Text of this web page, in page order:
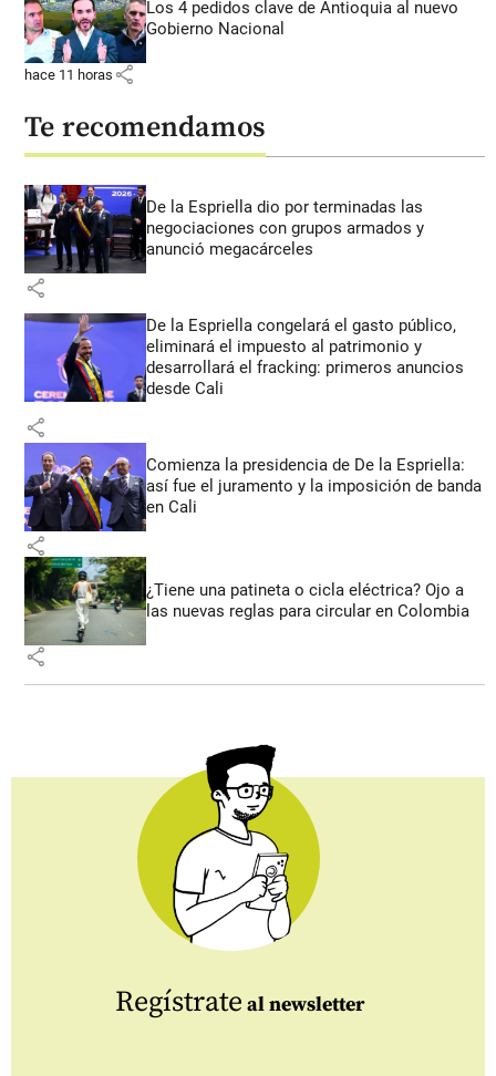
Los 4 pedidos clave de Antioquia al nuevo
Gobierno Nacional
hace 11 horas share
Te recomendamos
De la Espriella dio por terminadas las
negociaciones con grupos armados y
anunció megacárceles
share
De la Espriella congelará el gasto público,
eliminará el impuesto al patrimonio y
desarrollará el fracking: primeros anuncios
desde Cali
share
Comienza la presidencia de De la Espriella:
así fue el juramento y la imposición de banda
en Cali
share
¿Tiene una patineta o cicla eléctrica? Ojo a
las nuevas reglas para circular en Colombia
share
Regístrate al newsletter